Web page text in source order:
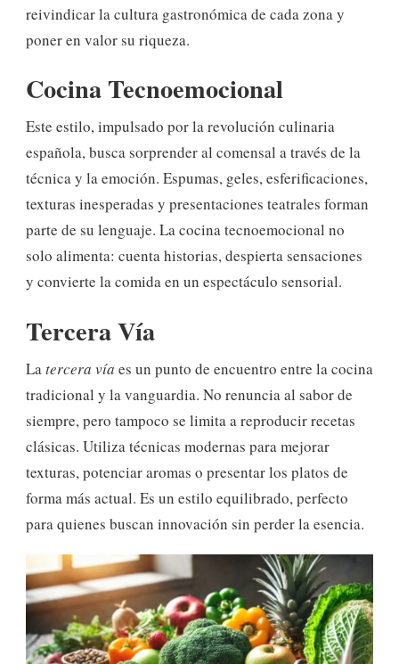
reivindicar la cultura gastronómica de cada zona y
poner en valor su riqueza.
Cocina Tecnoemocional
Este estilo, impulsado por la revolución culinaria
española, busca sorprender al comensal a través de la
técnica y la emoción. Espumas, geles, esferificaciones,
texturas inesperadas y presentaciones teatrales forman
parte de su lenguaje. La cocina tecnoemocional no
solo alimenta: cuenta historias, despierta sensaciones
y convierte la comida en un espectáculo sensorial.
Tercera Vía
Latercera vía es un punto de encuentro entre la cocina
tradicional y la vanguardia. No renuncia al sabor de
siempre, pero tampoco se limita a reproducir recetas
clásicas. Utiliza técnicas modernas para mejorar
texturas, potenciar aromas o presentar los platos de
forma más actual. Es un estilo equilibrado, perfecto
para quienes buscan innovación sin perder la esencia.